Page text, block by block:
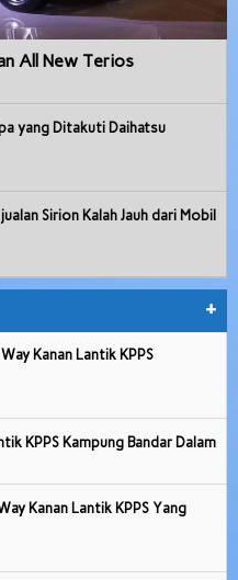
All New Terios
yang Ditakuti Daihatsu
Sirion Kalah Jauh dari Mobil
+
Kanan Lantik KPPS
KPPS Kampung Bandar Dalam
Kanan Lantik KPPS Yang